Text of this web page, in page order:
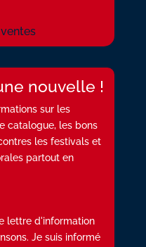
nouvelle !
sur les
catalogue, les bons
les festivals et
partout en
lettre d'information
Je suis informé